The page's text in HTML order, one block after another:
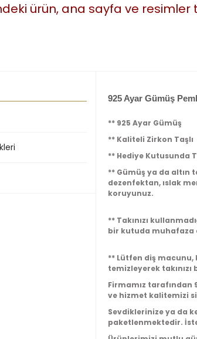
ürün, ana sayfa ve resimler
925 Ayar Gümüş
** 925 Ayar Gümüş
** Kaliteli Zirkon Taşlı
** Hediye Kutusunda
** Gümüş ya da altın
dezenfektan, ıslak
koruyunuz.
** Takınızı
bir kutuda muhafaza
** Lütfen diş
temizleyerek takınızı
Firmamız tarafından
ve hizmet kalitemizi
Sevdiklerinize ya da
paketlenmektedir.